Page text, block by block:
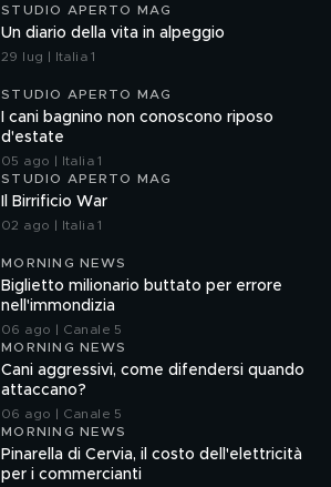
STUDIO APERTO MAG
Un diario della vita in alpeggio
29 lug | Italia 1
STUDIO APERTO MAG
I cani bagnino non conoscono riposo
d'estate
05 ago | Italia 1
STUDIO APERTO MAG
Il Birrificio War
02 ago | Italia 1
MORNING NEWS
Biglietto milionario buttato per errore
nell'immondizia
06 ago | Canale 5
MORNING NEWS
Cani aggressivi, come difendersi quando
attaccano?
06 ago | Canale 5
MORNING NEWS
Pinarella di Cervia, il costo dell'elettricità
per i commercianti